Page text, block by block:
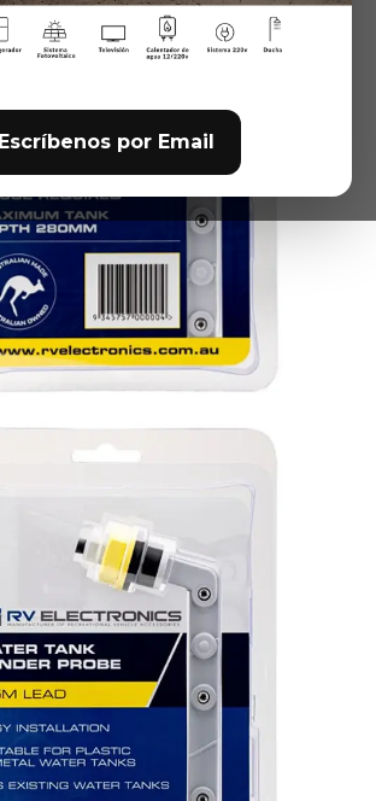
Escríbenos por Email